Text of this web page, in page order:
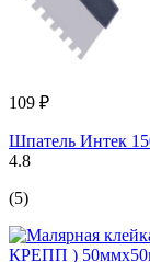
109 ₽
Шпатель Интек
4.8
(5)